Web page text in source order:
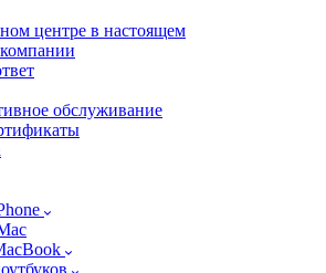
центре в настоящем
обслуживание